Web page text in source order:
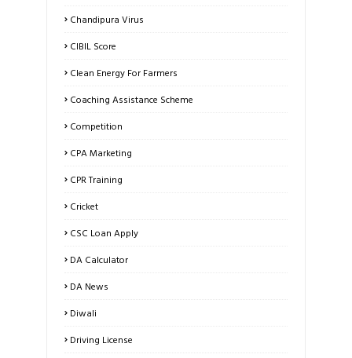
Chandipura Virus
CIBIL Score
Clean Energy For Farmers
Coaching Assistance Scheme
Competition
CPA Marketing
CPR Training
Cricket
CSC Loan Apply
DA Calculator
DA News
Diwali
Driving License